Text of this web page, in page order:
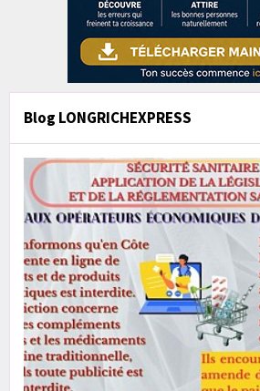
Blog LONGRICHEXPRESS